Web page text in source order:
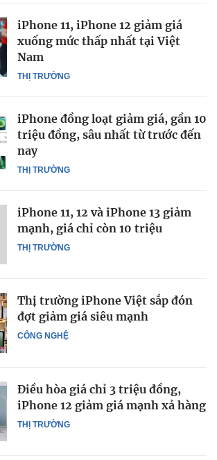
THỊ TRƯỜNG
iPhone 11, iPhone 12 giảm giá
xuống mức thấp nhất tại Việt
Nam
THỊ TRƯỜNG
iPhone đồng loạt giảm giá, gần 10
triệu đồng, sâu nhất từ trước đến
nay
THỊ TRƯỜNG
iPhone 11, 12 và iPhone 13 giảm
mạnh, giá chỉ còn 10 triệu
CÔNG NGHỆ
Thị trường iPhone Việt sắp đón
đợt giảm giá siêu mạnh
THỊ TRƯỜNG
Điều hòa giá chỉ 3 triệu đồng,
iPhone 12 giảm giá mạnh xả hàng